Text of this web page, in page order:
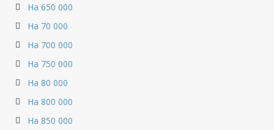
На 650 000
На 70 000
На 700 000
На 750 000
На 80 000
На 800 000
На 850 000